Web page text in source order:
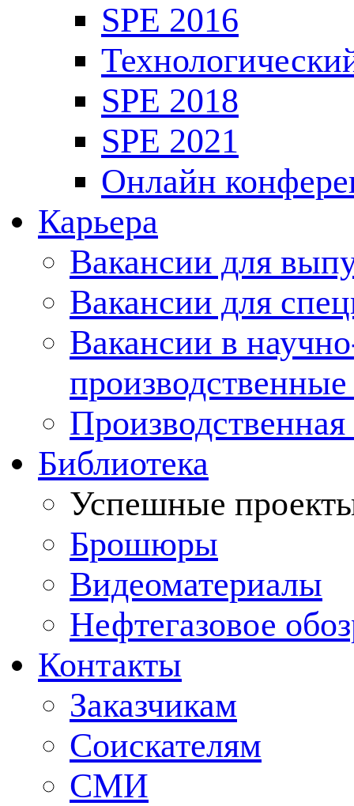
SPE 2016
SPE 2018
SPE 2021
Онлайн
Карьера
Вакансии для
Вакансии для
Вакансии в
Производственная
Библиотека
Успешные
Брошюры
Видеоматериалы
Нефтегазовое
Контакты
Заказчикам
Соискателям
СМИ